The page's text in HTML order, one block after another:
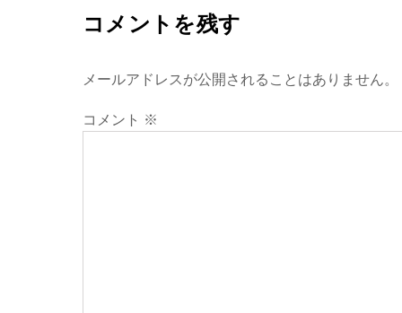
コメントを残す
メールアドレスが公開されることはありません。
コメント ※